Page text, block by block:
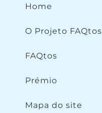
Home
O Projeto FAQtos
FAQtos
Prémio
Mapa do site